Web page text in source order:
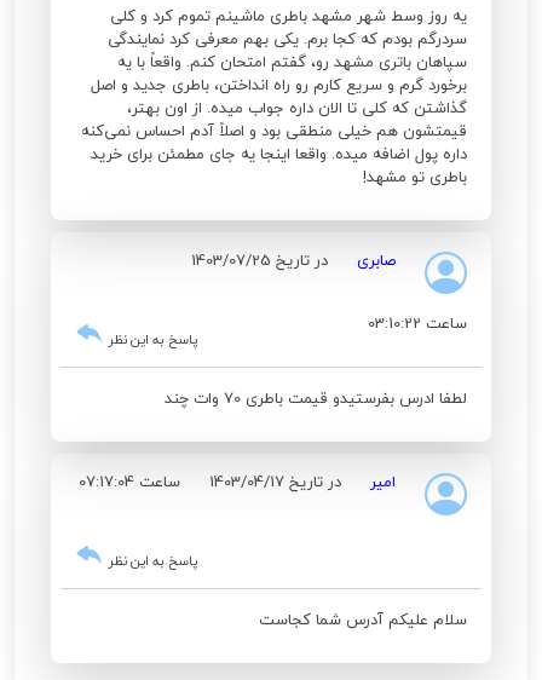
یه روز وسط شهر مشهد باطری ماشینم تموم کرد و کلی
سردرگم بودم که کجا برم. یکی بهم معرفی کرد نمایندگی
سپاهان باتری مشهد رو، گفتم امتحان کنم. واقعاً با یه
برخورد گرم و سریع کارم رو راه انداختن، باطری جدید و اصل
گذاشتن که کلی تا الان داره جواب میده. از اون بهتر،
قیمتشون هم خیلی منطقی بود و اصلاً آدم احساس نمی‌کنه
داره پول اضافه میده. واقعا اینجا یه جای مطمئن برای خرید
باطری تو مشهد!
صابری در تاریخ 1403/07/25
ساعت 03:10:22
پاسخ به این نظر
لطفا ادرس بفرستیدو قیمت باطری 70 وات چند
امیر در تاریخ 1403/04/17 ساعت 07:17:04
پاسخ به این نظر
سلام علیکم آدرس شما کجاست